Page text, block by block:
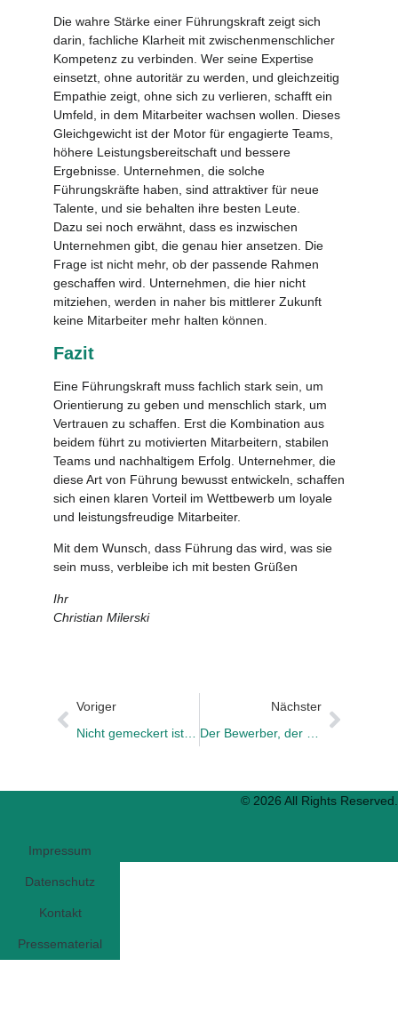
Die wahre Stärke einer Führungskraft zeigt sich
darin, fachliche Klarheit mit zwischenmenschlicher
Kompetenz zu verbinden. Wer seine Expertise
einsetzt, ohne autoritär zu werden, und gleichzeitig
Empathie zeigt, ohne sich zu verlieren, schafft ein
Umfeld, in dem Mitarbeiter wachsen wollen. Dieses
Gleichgewicht ist der Motor für engagierte Teams,
höhere Leistungsbereitschaft und bessere
Ergebnisse. Unternehmen, die solche
Führungskräfte haben, sind attraktiver für neue
Talente, und sie behalten ihre besten Leute.
Dazu sei noch erwähnt, dass es inzwischen
Unternehmen gibt, die genau hier ansetzen. Die
Frage ist nicht mehr, ob der passende Rahmen
geschaffen wird. Unternehmen, die hier nicht
mitziehen, werden in naher bis mittlerer Zukunft
keine Mitarbeiter mehr halten können.
Fazit
Eine Führungskraft muss fachlich stark sein, um
Orientierung zu geben und menschlich stark, um
Vertrauen zu schaffen. Erst die Kombination aus
beidem führt zu motivierten Mitarbeitern, stabilen
Teams und nachhaltigem Erfolg. Unternehmer, die
diese Art von Führung bewusst entwickeln, schaffen
sich einen klaren Vorteil im Wettbewerb um loyale
und leistungsfreudige Mitarbeiter.
Mit dem Wunsch, dass Führung das wird, was sie
sein muss, verbleibe ich mit besten Grüßen
Ihr
Christian Milerski
Voriger
Nächster
© 2026 All Rights Reserved.
Impressum
Datenschutz
Kontakt
Pressematerial